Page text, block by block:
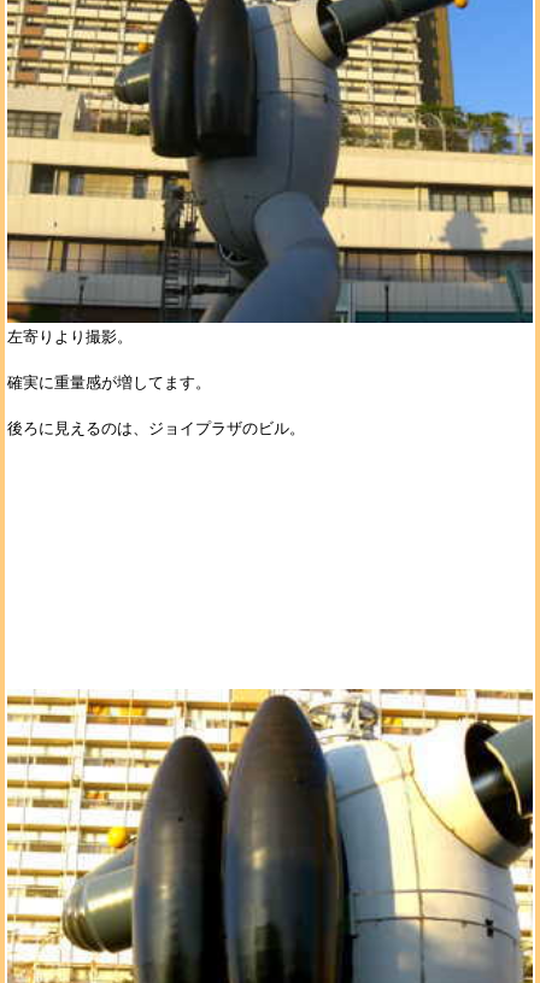
左寄りより撮影。
確実に重量感が増してます。
後ろに見えるのは、ジョイプラザのビル。